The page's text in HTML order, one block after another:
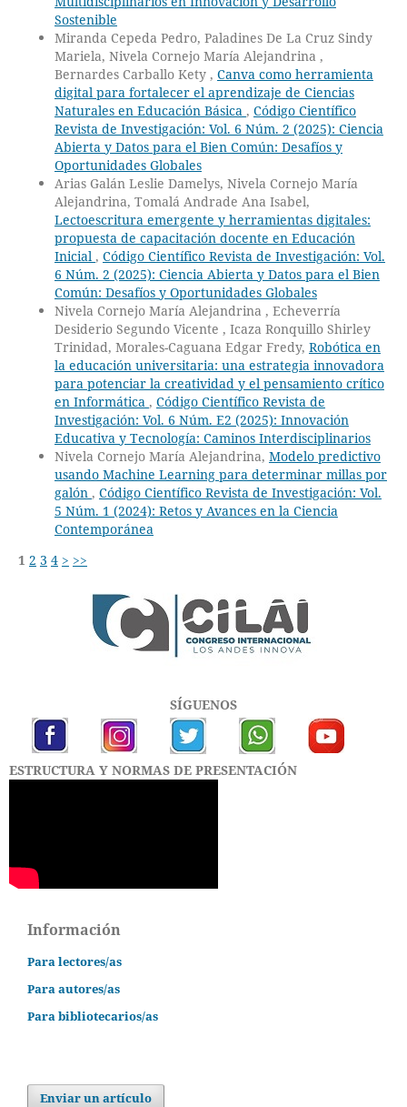
Sostenible
Miranda Cepeda Pedro, Paladines De La Cruz Sindy
Mariela, Nivela Cornejo María Alejandrina ,
Bernardes Carballo Kety , Canva como herramienta
digital para fortalecer el aprendizaje de Ciencias
Naturales en Educación Básica , Código Científico
Revista de Investigación: Vol. 6 Núm. 2 (2025): Ciencia
Abierta y Datos para el Bien Común: Desafíos y
Oportunidades Globales
Arias Galán Leslie Damelys, Nivela Cornejo María
Alejandrina, Tomalá Andrade Ana Isabel,
Lectoescritura emergente y herramientas digitales:
propuesta de capacitación docente en Educación
Inicial , Código Científico Revista de Investigación: Vol.
6 Núm. 2 (2025): Ciencia Abierta y Datos para el Bien
Común: Desafíos y Oportunidades Globales
Nivela Cornejo María Alejandrina , Echeverría
Desiderio Segundo Vicente , Icaza Ronquillo Shirley
Trinidad, Morales-Caguana Edgar Fredy, Robótica en
la educación universitaria: una estrategia innovadora
para potenciar la creatividad y el pensamiento crítico
en Informática , Código Científico Revista de
Investigación: Vol. 6 Núm. E2 (2025): Innovación
Educativa y Tecnología: Caminos Interdisciplinarios
Nivela Cornejo María Alejandrina, Modelo predictivo
usando Machine Learning para determinar millas por
galón , Código Científico Revista de Investigación: Vol.
5 Núm. 1 (2024): Retos y Avances en la Ciencia
Contemporánea
1 2 3 4 > >>
SÍGUENOS
ESTRUCTURA Y NORMAS DE PRESENTACIÓN
Información
Para lectores/as
Para autores/as
Para bibliotecarios/as
Enviar un artículo